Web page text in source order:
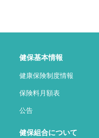
健保基本情報
健康保険制度情報
保険料月額表
公告
健保組合について